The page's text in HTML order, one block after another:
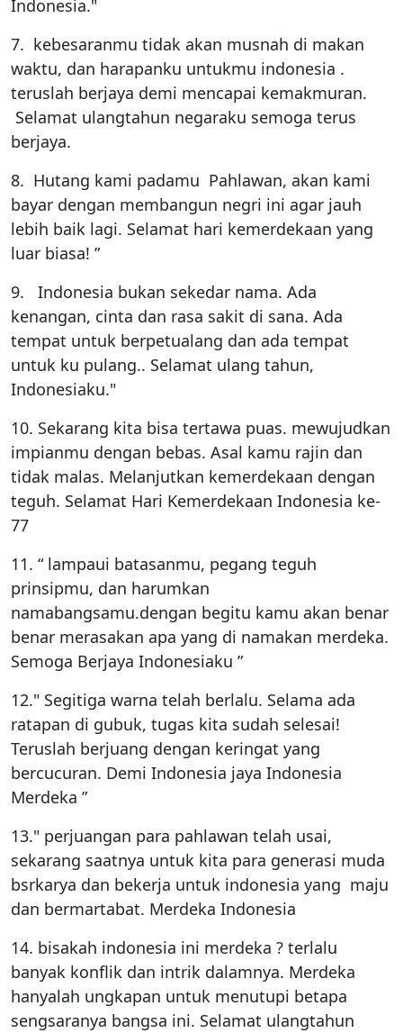
Indonesia."
7. kebesaranmu tidak akan musnah di makan
waktu, dan harapanku untukmu indonesia .
teruslah berjaya demi mencapai kemakmuran.
Selamat ulangtahun negaraku semoga terus
berjaya.
8. Hutang kami padamu Pahlawan, akan kami
bayar dengan membangun negri ini agar jauh
lebih baik lagi. Selamat hari kemerdekaan yang
luar biasa! ”
9. Indonesia bukan sekedar nama. Ada
kenangan, cinta dan rasa sakit di sana. Ada
tempat untuk berpetualang dan ada tempat
untuk ku pulang.. Selamat ulang tahun,
Indonesiaku."
10. Sekarang kita bisa tertawa puas. mewujudkan
impianmu dengan bebas. Asal kamu rajin dan
tidak malas. Melanjutkan kemerdekaan dengan
teguh. Selamat Hari Kemerdekaan Indonesia ke-
77
11. “ lampaui batasanmu, pegang teguh
prinsipmu, dan harumkan
namabangsamu.dengan begitu kamu akan benar
benar merasakan apa yang di namakan merdeka.
Semoga Berjaya Indonesiaku ”
12." Segitiga warna telah berlalu. Selama ada
ratapan di gubuk, tugas kita sudah selesai!
Teruslah berjuang dengan keringat yang
bercucuran. Demi Indonesia jaya Indonesia
Merdeka ”
13." perjuangan para pahlawan telah usai,
sekarang saatnya untuk kita para generasi muda
bsrkarya dan bekerja untuk indonesia yang maju
dan bermartabat. Merdeka Indonesia
14. bisakah indonesia ini merdeka ? terlalu
banyak konflik dan intrik dalamnya. Merdeka
hanyalah ungkapan untuk menutupi betapa
sengsaranya bangsa ini. Selamat ulangtahun